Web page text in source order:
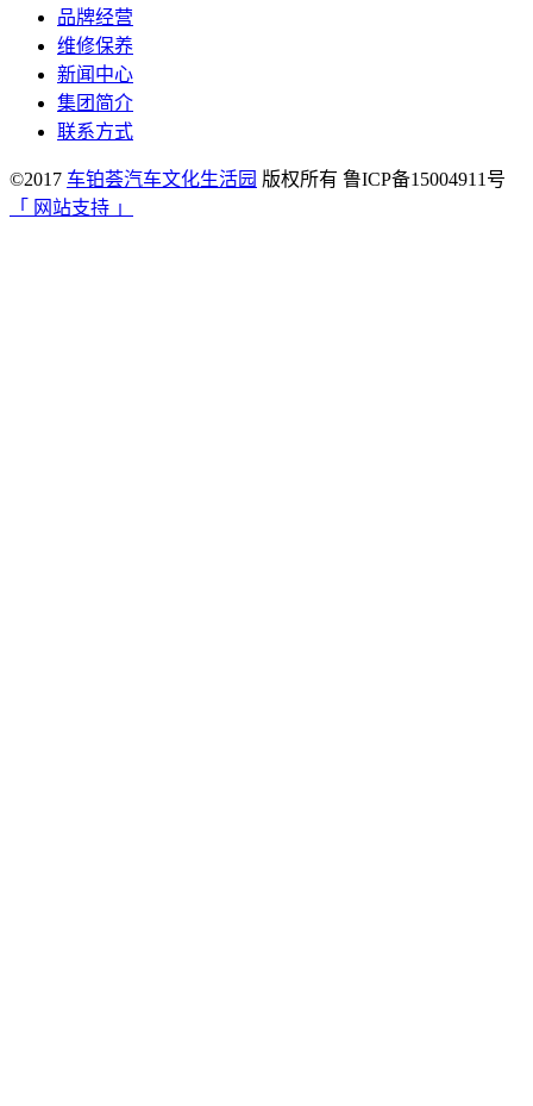
品牌经营
维修保养
新闻中心
集团简介
联系方式
©2017 车铂荟汽车文化生活园 版权所有 鲁ICP备15004911号
「 网站支持 」